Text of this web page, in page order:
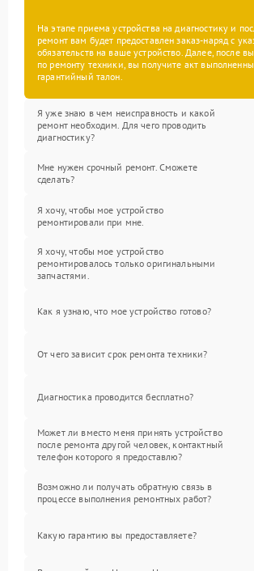
На этапе приема устройства на диагностику и
ремонт вам будет предоставлен заказ-наряд с
обязательств на ваше устройство. Далее, после
по ремонту техники, вы получите акт
гарантийный талон.
Я уже знаю в чем неисправность и какой
ремонт необходим. Для чего проводить
диагностику?
Мне нужен срочный ремонт. Сможете
сделать?
Я хочу, чтобы мое устройство
ремонтировали при мне.
Я хочу, чтобы мое устройство
ремонтировалось только оригинальными
запчастями.
Как я узнаю, что мое устройство готово?
От чего зависит срок ремонта техники?
Диагностика проводится бесплатно?
Может ли вместо меня принять устройство
после ремонта другой человек, контактный
телефон которого я предоставлю?
Возможно ли получать обратную связь в
процессе выполнения ремонтных работ?
Какую гарантию вы предоставляете?